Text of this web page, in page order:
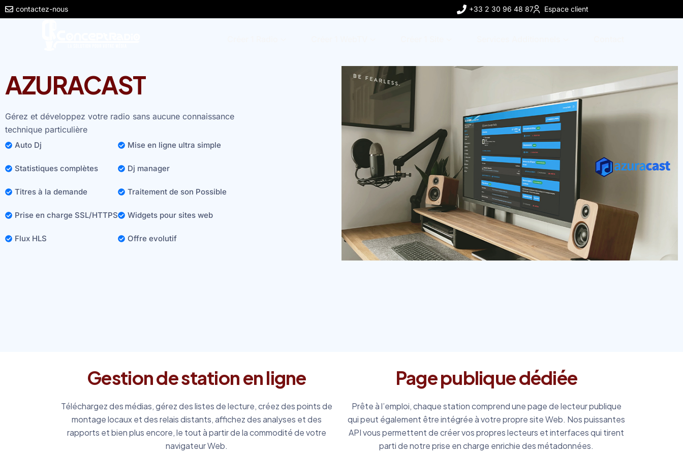
contactez-nous +33 2 30 96 48 87 Espace client
AZURACAST
Gérez et développez votre radio sans aucune connaissance
technique particulière
Auto Dj
Statistiques complètes
Titres à la demande
Prise en charge SSL/HTTPS
Flux HLS
Mise en ligne ultra simple
Dj manager
Traitement de son Possible
Widgets pour sites web
Offre evolutif
Gestion de station en ligne
Téléchargez des médias, gérez des listes de lecture, créez des points de
montage locaux et des relais distants, affichez des analyses et des
rapports et bien plus encore, le tout à partir de la commodité de votre
navigateur Web.
Page publique dédiée
Prête à l’emploi, chaque station comprend une page de lecteur publique
qui peut également être intégrée à votre propre site Web. Nos puissantes
API vous permettent de créer vos propres lecteurs et interfaces qui tirent
parti de notre prise en charge enrichie des métadonnées.